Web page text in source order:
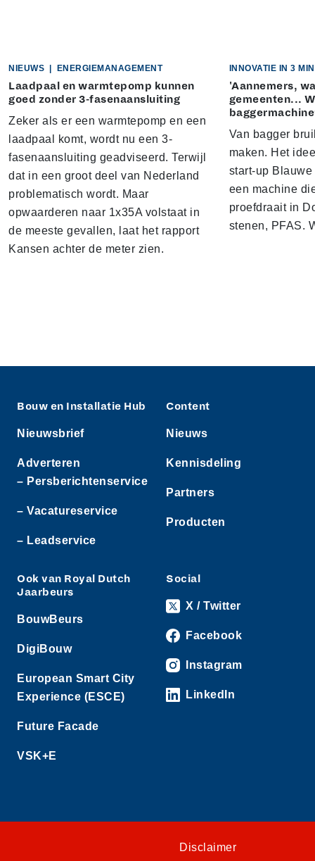
NIEUWS ENERGIEMANAGEMENT
Laadpaal en warmtepomp kunnen
goed zonder 3-fasenaansluiting
Zeker als er een warmtepomp en een
laadpaal komt, wordt nu een 3-
fasenaansluiting geadviseerd. Terwijl
dat in een groot deel van Nederland
problematisch wordt. Maar
opwaarderen naar 1x35A volstaat in
de meeste gevallen, laat het rapport
Kansen achter de meter zien.
INNOVATIE IN 3
'Aannemers,
gemeenten...
Van bagger
maken. Het
start-up
een machine
proefdraait in
stenen, PFAS.
Bouw en Installatie Hub
Nieuwsbrief
Adverteren
– Persberichtenservice
– Vacatureservice
– Leadservice
Content
Nieuws
Kennisdeling
Partners
Producten
Ook van Royal Dutch
Jaarbeurs
BouwBeurs
DigiBouw
European Smart City
Experience (ESCE)
Future Facade
VSK+E
Social
X / Twitter
Facebook
Instagram
LinkedIn
Disclaimer